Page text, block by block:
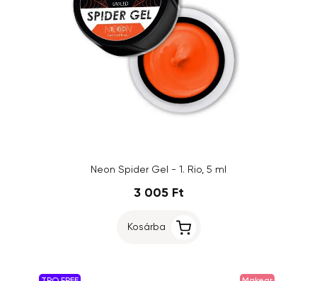
Neon Spider Gel - 1. Rio, 5 ml
3 005 Ft
Kosárba